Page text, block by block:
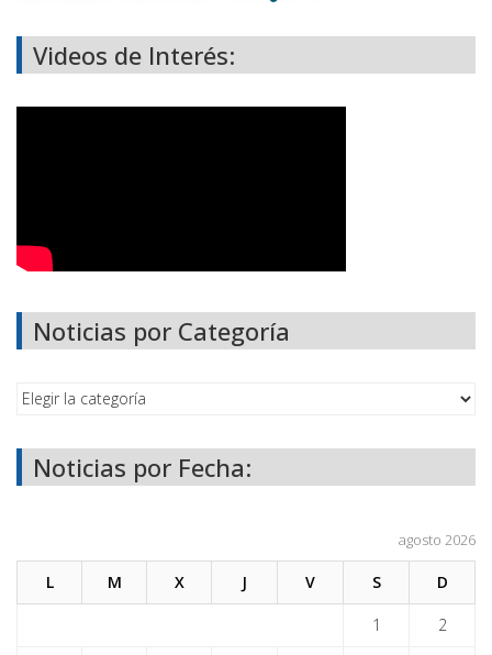
Videos de Interés:
Noticias por Categoría
Noticias por Fecha:
agosto 2026
L M X J V S D
1 2